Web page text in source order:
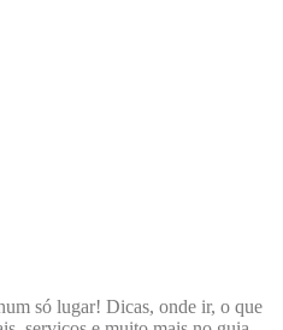
só lugar! Dicas, onde ir, o que